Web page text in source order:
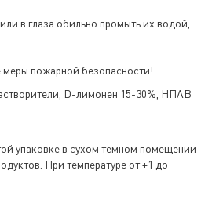
в глаза обильно промыть их водой,
меры пожарной безопасности!
D-лимонен 15-30%, НПАВ
упаковке в сухом темном помещении
При температуре от +1 до